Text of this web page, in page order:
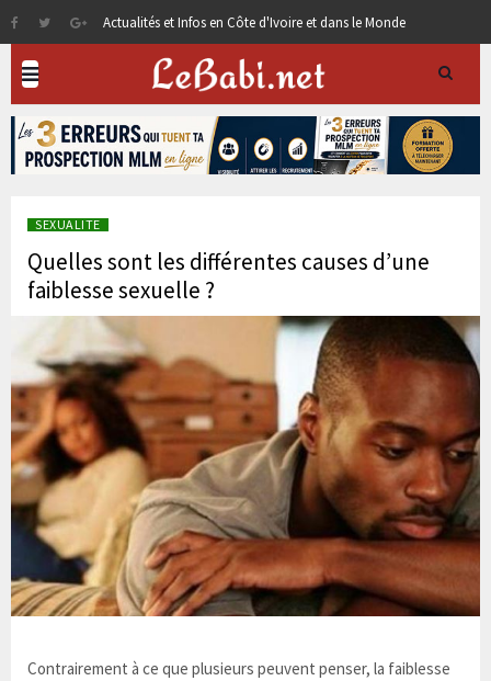
Actualités et Infos en Côte d'Ivoire et dans le Monde
SEXUALITE
Quelles sont les différentes causes d’une
faiblesse sexuelle ?
Contrairement à ce que plusieurs peuvent penser, la faiblesse